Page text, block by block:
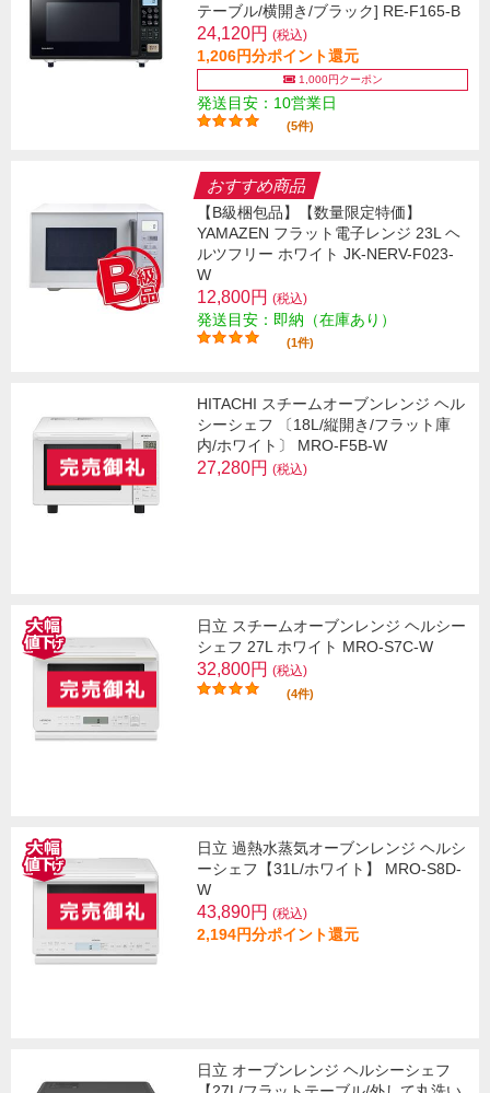
テーブル/横開き/ブラック] RE-F165-B
24,120円 (税込)
1,206円分ポイント還元
1,000円クーポン
発送目安：10営業日
(5件)
おすすめ商品
【B級梱包品】【数量限定特価】
YAMAZEN フラット電子レンジ 23L ヘ
ルツフリー ホワイト JK-NERV-F023-
W
12,800円 (税込)
発送目安：即納（在庫あり）
(1件)
HITACHI スチームオーブンレンジ ヘル
シーシェフ 〔18L/縦開き/フラット庫
内/ホワイト〕 MRO-F5B-W
27,280円 (税込)
日立 スチームオーブンレンジ ヘルシー
シェフ 27L ホワイト MRO-S7C-W
32,800円 (税込)
(4件)
日立 過熱水蒸気オーブンレンジ ヘルシ
ーシェフ【31L/ホワイト】 MRO-S8D-
W
43,890円 (税込)
2,194円分ポイント還元
日立 オーブンレンジ ヘルシーシェフ